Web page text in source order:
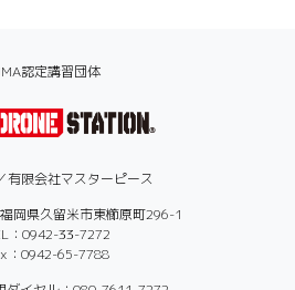
認定講習団体
有限会社マスターピース
岡県久留米市東櫛原町296-1
：0942-33-7272
：0942-65-7788